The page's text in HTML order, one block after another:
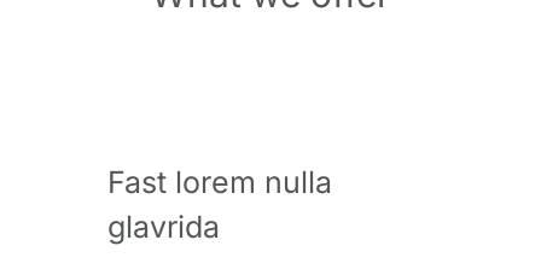
Fast lorem nulla
glavrida